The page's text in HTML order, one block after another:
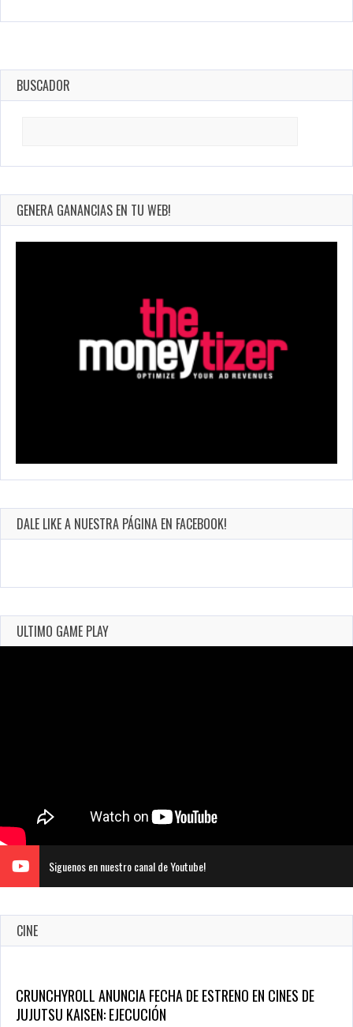
BUSCADOR
GENERA GANANCIAS EN TU WEB!
DALE LIKE A NUESTRA PÁGINA EN FACEBOOK!
ULTIMO GAME PLAY
Siguenos en nuestro canal de Youtube!
CINE
CRUNCHYROLL ANUNCIA FECHA DE ESTRENO EN CINES DE
JUJUTSU KAISEN: EJECUCIÓN